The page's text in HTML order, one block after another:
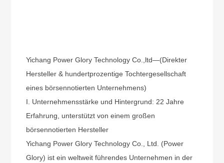
Yichang Power Glory Technology Co.,ltd—(Direkter
Hersteller & hundertprozentige Tochtergesellschaft
eines börsennotierten Unternehmens)
I. Unternehmensstärke und Hintergrund: 22 Jahre
Erfahrung, unterstützt von einem großen
börsennotierten Hersteller
Yichang Power Glory Technology Co., Ltd. (Power
Glory) ist ein weltweit führendes Unternehmen in der